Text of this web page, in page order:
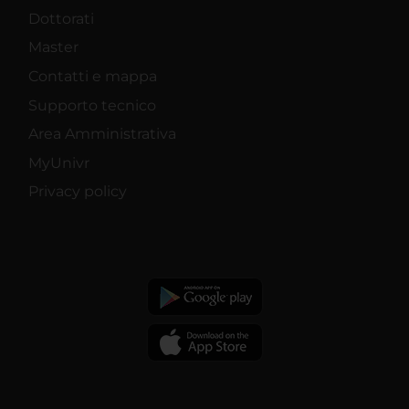
Dottorati
Master
Contatti e mappa
Supporto tecnico
Area Amministrativa
MyUnivr
Privacy policy